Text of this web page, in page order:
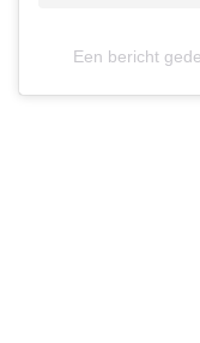
Een bericht